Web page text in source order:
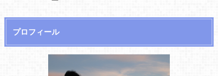
プロフィール